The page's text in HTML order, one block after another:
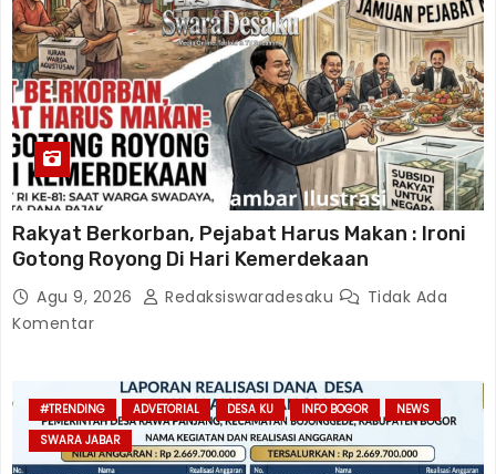
Rakyat Berkorban, Pejabat Harus Makan : Ironi
Gotong Royong Di Hari Kemerdekaan
Agu 9, 2026 Redaksiswaradesaku
Tidak Ada
Komentar
#TRENDING ADVETORIAL DESA KU INFO BOGOR
NEWS
SWARA JABAR